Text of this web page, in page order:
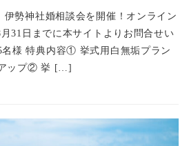
勢神社婚相談会を開催！オンライン
31日までに本サイトよりお問合せい
名様 特典内容① 挙式用白無垢プラン
アップ② 挙 […]